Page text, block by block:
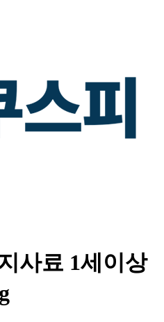
사료 1세이상